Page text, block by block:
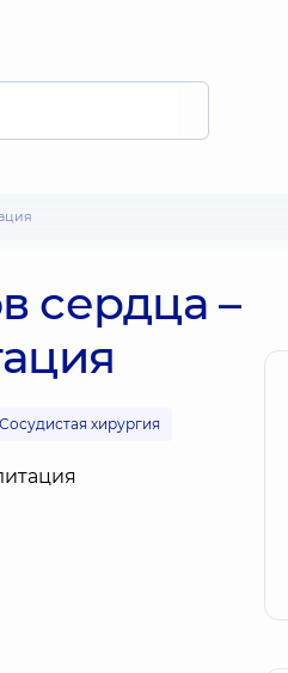
сердца –
Сосудистая хирургия